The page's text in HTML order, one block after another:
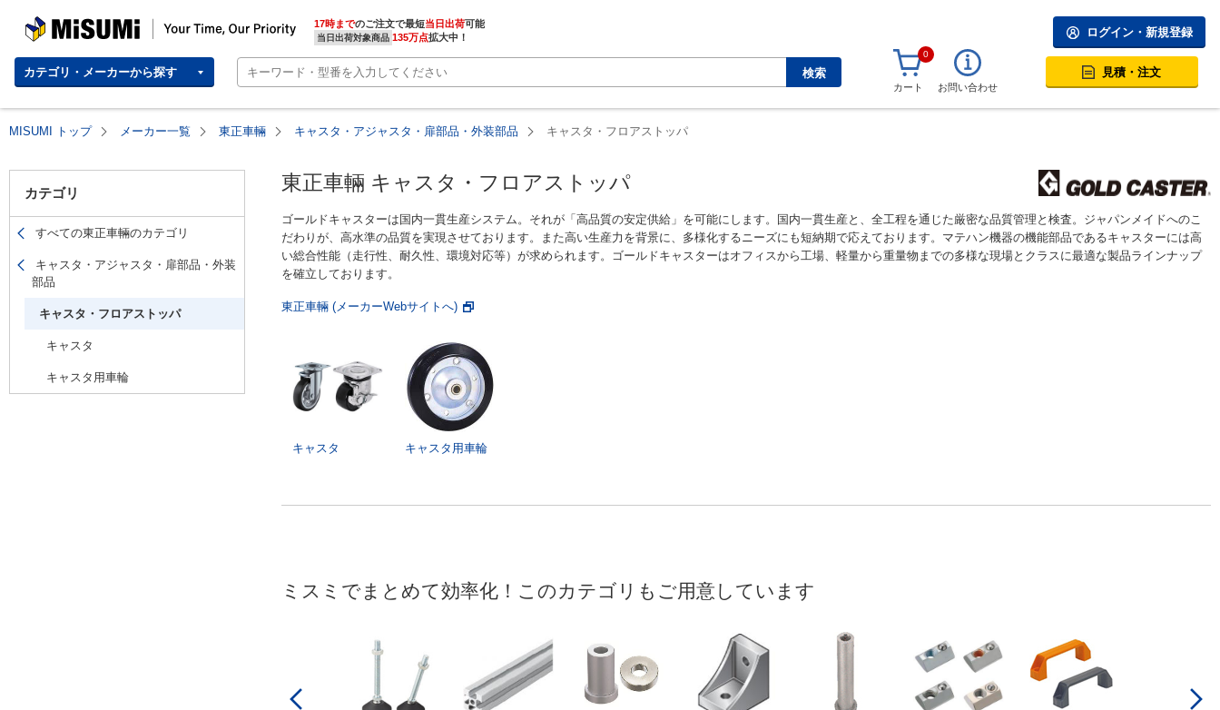
MISUMI | Your Time, Our Priority 17時までのご注文で最短当日出荷
当日出荷対象商品 135万点拡大中！
カテゴリ・メーカーから探す 検索
ログイン・新規登録
0
カート お問い合わせ
見積・注文
MISUMI トップ メーカー一覧 東正車輛 キャスタ・アジャスタ・扉部品・外装部品 キャスタ・フロアストッパ
カテゴリ
すべての東正車輛のカテゴリ
キャスタ・アジャスタ・扉部品・外装
部品
キャスタ・フロアストッパ
キャスタ
キャスタ用車輪
東正車輛 キャスタ・フロアストッパ
ゴールドキャスターは国内一貫生産システム。それが「高品質の安定供給」を可能にします。国内一貫生産と、全工程を通じた厳密な品質管理と検査。ジャパンメイドへのこ
だわりが、高水準の品質を実現させております。また高い生産力を背景に、多様化するニーズにも短納期で応えております。マテハン機器の機能部品であるキャスターには高
い総合性能（走行性、耐久性、環境対応等）が求められます。ゴールドキャスターはオフィスから工場、軽量から重量物までの多様な現場とクラスに最適な製品ラインナップ
を確立しております。
東正車輛 (メーカーWebサイトへ)
キャスタ キャスタ用車輪
ミスミでまとめて効率化！このカテゴリもご用意しています